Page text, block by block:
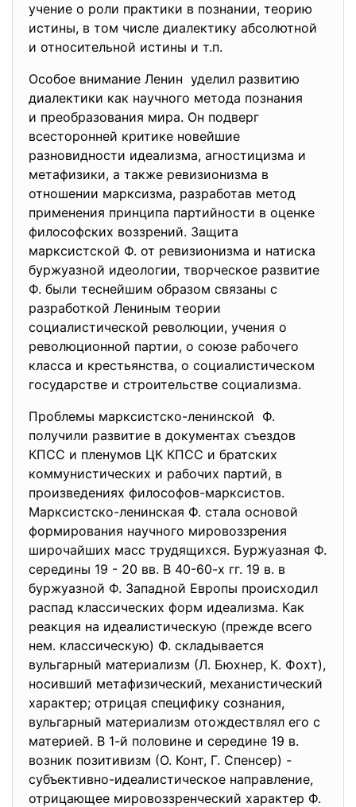
учение о роли практики в познании, теорию
истины, в том числе диалектику абсолютной
и относительной истины и т.п.
Особое внимание Ленин уделил развитию
диалектики как научного метода познания
и преобразования мира. Он подверг
всесторонней критике новейшие
разновидности идеализма, агностицизма и
метафизики, а также ревизионизма в
отношении марксизма, разработав метод
применения принципа партийности в оценке
философских воззрений. Защита
марксистской Ф. от ревизионизма и натиска
буржуазной идеологии, творческое развитие
Ф. были теснейшим образом связаны с
разработкой Лениным теории
социалистической революции, учения о
революционной партии, о союзе рабочего
класса и крестьянства, о социалистическом
государстве и строительстве социализма.
Проблемы марксистско-ленинской Ф.
получили развитие в документах съездов
КПСС и пленумов ЦК КПСС и братских
коммунистических и рабочих партий, в
произведениях философов-марксистов.
Марксистско-ленинская Ф. стала основой
формирования научного мировоззрения
широчайших масс трудящихся. Буржуазная Ф.
середины 19 - 20 вв. В 40-60-х гг. 19 в. в
буржуазной Ф. Западной Европы происходил
распад классических форм идеализма. Как
реакция на идеалистическую (прежде всего
нем. классическую) Ф. складывается
вульгарный материализм (Л. Бюхнер, К. Фохт),
носивший метафизический, механистический
характер; отрицая специфику сознания,
вульгарный материализм отождествлял его с
материей. В 1-й половине и середине 19 в.
возник позитивизм (О. Конт, Г. Спенсер) -
субъективно-идеалистическое направление,
отрицающее мировоззренческий характер Ф.